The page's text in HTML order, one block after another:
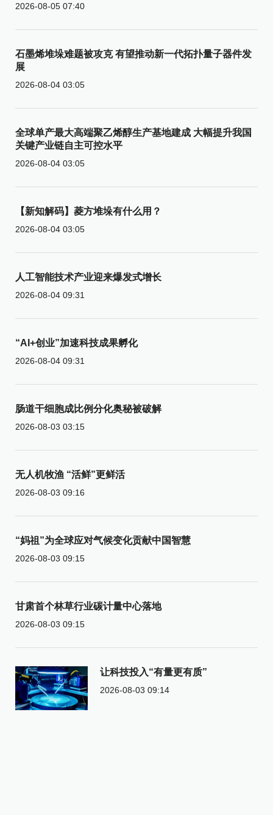
2026-08-05 07:40
石墨烯堆垛难题被攻克 有望推动新一代拓扑量子器件发
展
2026-08-04 03:05
全球单产最大高端聚乙烯醇生产基地建成 大幅提升我国
关键产业链自主可控水平
2026-08-04 03:05
【新知解码】菱方堆垛有什么用？
2026-08-04 03:05
人工智能技术产业迎来爆发式增长
2026-08-04 09:31
“AI+创业”加速科技成果孵化
2026-08-04 09:31
肠道干细胞成比例分化奥秘被破解
2026-08-03 03:15
无人机牧渔 “活鲜”更鲜活
2026-08-03 09:16
“妈祖”为全球应对气候变化贡献中国智慧
2026-08-03 09:15
甘肃首个林草行业碳计量中心落地
2026-08-03 09:15
让科技投入“有量更有质”
2026-08-03 09:14